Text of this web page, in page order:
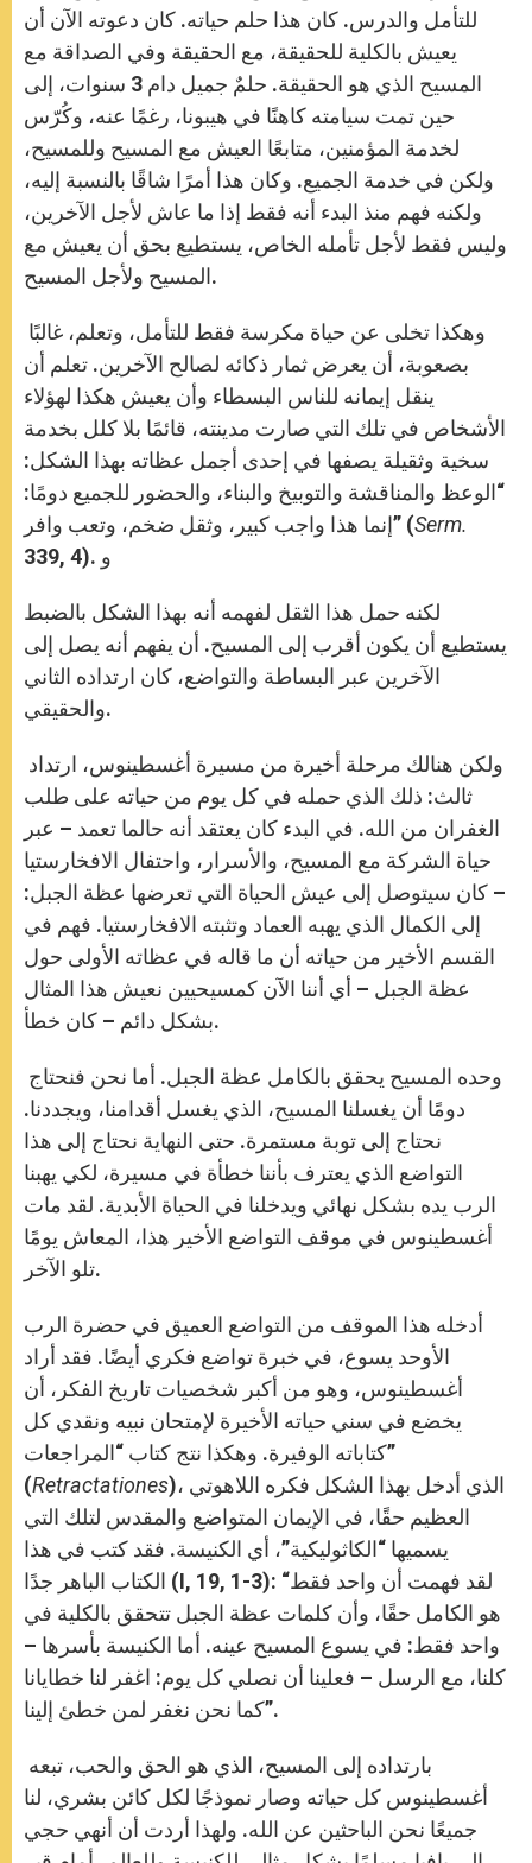
للتأمل والدرس. كان هذا حلم حياته. كان دعوته الآن أن
يعيش بالكلية للحقيقة، مع الحقيقة وفي الصداقة مع
المسيح الذي هو الحقيقة. حلمٌ جميل دام 3 سنوات، إلى
حين تمت سيامته كاهنًا في هيبونا، رغمًا عنه، وكُرّس
لخدمة المؤمنين، متابعًا العيش مع المسيح وللمسيح،
ولكن في خدمة الجميع. وكان هذا أمرًا شاقًا بالنسبة إليه،
ولكنه فهم منذ البدء أنه فقط إذا ما عاش لأجل الآخرين،
وليس فقط لأجل تأمله الخاص، يستطيع بحق أن يعيش مع
المسيح ولأجل المسيح.
بصعوبة، أن يعرض ثمار ذكائه لصالح الآخرين. تعلم أن
ينقل إيمانه للناس البسطاء وأن يعيش هكذا لهؤلاء
الأشخاص في تلك التي صارت مدينته، قائمًا بلا كلل بخدمة
سخية وثقيلة يصفها في إحدى أجمل عظاته بهذا الشكل:
“الوعظ والمناقشة والتوبيخ والبناء، والحضور للجميع دومًا:
إنما هذا واجب كبير، وثقل ضخم، وتعب وافر” (Serm.
339, 4). و
لكنه حمل هذا الثقل لفهمه أنه بهذا الشكل بالضبط
يستطيع أن يكون أقرب إلى المسيح. أن يفهم أنه يصل إلى
الآخرين عبر البساطة والتواضع، كان ارتداده الثاني
والحقيقي.
ثالث: ذلك الذي حمله في كل يوم من حياته على طلب
الغفران من الله. في البدء كان يعتقد أنه حالما تعمد – عبر
حياة الشركة مع المسيح، والأسرار، واحتفال الافخارستيا
– كان سيتوصل إلى عيش الحياة التي تعرضها عظة الجبل:
إلى الكمال الذي يهبه العماد وتثبته الافخارستيا. فهم في
القسم الأخير من حياته أن ما قاله في عظاته الأولى حول
عظة الجبل – أي أننا الآن كمسيحيين نعيش هذا المثال
بشكل دائم – كان خطأ.
دومًا أن يغسلنا المسيح، الذي يغسل أقدامنا، ويجددنا.
نحتاج إلى توبة مستمرة. حتى النهاية نحتاج إلى هذا
التواضع الذي يعترف بأننا خطأة في مسيرة، لكي يهبنا
الرب يده بشكل نهائي ويدخلنا في الحياة الأبدية. لقد مات
أغسطينوس في موقف التواضع الأخير هذا، المعاش يومًا
تلو الآخر.
أدخله هذا الموقف من التواضع العميق في حضرة الرب
الأوحد يسوع، في خبرة تواضع فكري أيضًا. فقد أراد
أغسطينوس، وهو من أكبر شخصيات تاريخ الفكر، أن
يخضع في سني حياته الأخيرة لإمتحان نبيه ونقدي كل
كتاباته الوفيرة. وهكذا نتج كتاب “المراجعات”
(Retractationes)، الذي أدخل بهذا الشكل فكره اللاهوتي
العظيم حقًا، في الإيمان المتواضع والمقدس لتلك التي
يسميها “الكاثوليكية”، أي الكنيسة. فقد كتب في هذا
الكتاب الباهر جدًا (I, 19, 1-3): “لقد فهمت أن واحد فقط
هو الكامل حقًا، وأن كلمات عظة الجبل تتحقق بالكلية في
واحد فقط: في يسوع المسيح عينه. أما الكنيسة بأسرها –
كلنا، مع الرسل – فعلينا أن نصلي كل يوم: اغفر لنا خطايانا
كما نحن نغفر لمن خطئ إلينا”.
أغسطينوس كل حياته وصار نموذجًا لكل كائن بشري، لنا
جميعًا نحن الباحثين عن الله. ولهذا أردت أن أنهي حجي